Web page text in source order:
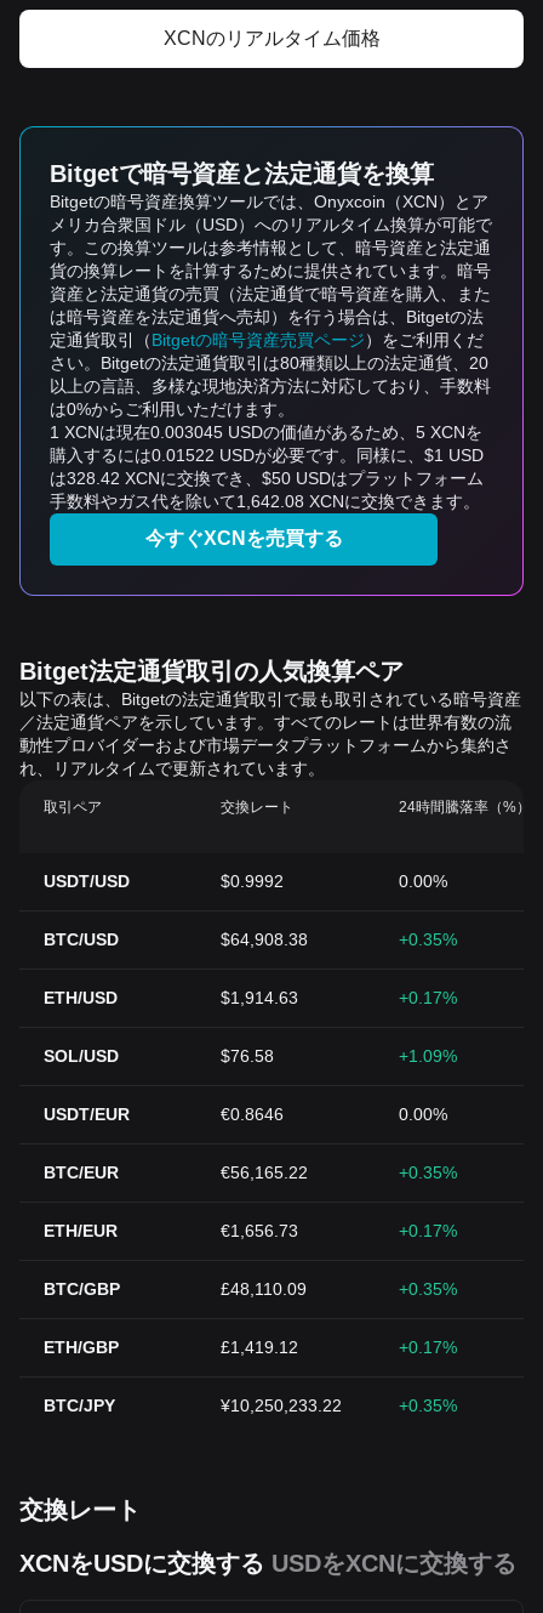
XCNのリアルタイム価格
Bitgetで暗号資産と法定通貨を換算
Bitgetの暗号資産換算ツールでは、Onyxcoin（XCN）とア
メリカ合衆国ドル（USD）へのリアルタイム換算が可能で
す。この換算ツールは参考情報として、暗号資産と法定通
貨の換算レートを計算するために提供されています。暗号
資産と法定通貨の売買（法定通貨で暗号資産を購入、また
は暗号資産を法定通貨へ売却）を行う場合は、Bitgetの法
定通貨取引（Bitgetの暗号資産売買ページ）をご利用くだ
さい。Bitgetの法定通貨取引は80種類以上の法定通貨、20
以上の言語、多様な現地決済方法に対応しており、手数料
は0%からご利用いただけます。
1 XCNは現在0.003045 USDの価値があるため、5 XCNを
購入するには0.01522 USDが必要です。同様に、$1 USD
は328.42 XCNに交換でき、$50 USDはプラットフォーム
手数料やガス代を除いて1,642.08 XCNに交換できます。
今すぐXCNを売買する
Bitget法定通貨取引の人気換算ペア
以下の表は、Bitgetの法定通貨取引で最も取引されている暗号資産
／法定通貨ペアを示しています。すべてのレートは世界有数の流
動性プロバイダーおよび市場データプラットフォームから集約さ
れ、リアルタイムで更新されています。
取引ペア 交換レート 24時間騰落率（%）
USDT/USD $0.9992 0.00%
BTC/USD $64,908.38 +0.35%
ETH/USD $1,914.63 +0.17%
SOL/USD $76.58 +1.09%
USDT/EUR €0.8646 0.00%
BTC/EUR €56,165.22 +0.35%
ETH/EUR €1,656.73 +0.17%
BTC/GBP £48,110.09 +0.35%
ETH/GBP £1,419.12 +0.17%
BTC/JPY ¥10,250,233.22 +0.35%
交換レート
XCNをUSDに交換する USDをXCNに交換する